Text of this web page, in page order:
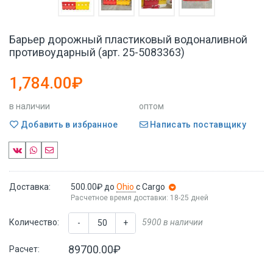
Барьер дорожный пластиковый водоналивной
противоударный (арт. 25-5083363)
1,784.00₽
в наличии
оптом
Добавить в избранное
Написать поставщику
Доставка: 500.00₽ до Ohio с Cargo
Расчетное время доставки: 18-25 дней
Количество: - + 5900 в наличии
Расчет: 89700.00₽